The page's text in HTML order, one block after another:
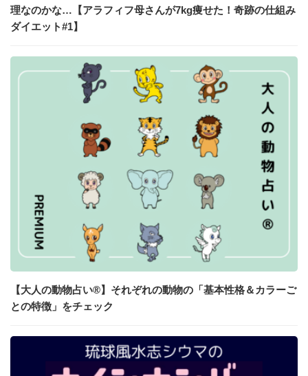
理なのかな…【アラフィフ母さんが7kg痩せた！奇跡の仕組み
ダイエット#1】
【大人の動物占い®】それぞれの動物の「基本性格＆カラーご
との特徴」をチェック